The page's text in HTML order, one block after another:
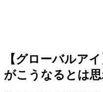
【グローバルア
がこうなるとは思